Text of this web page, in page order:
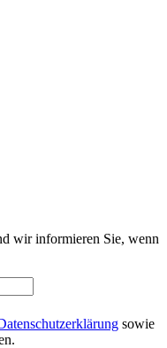
wir informieren Sie, wenn
sowie